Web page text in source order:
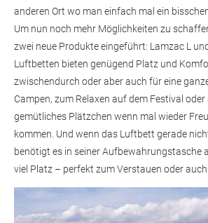
anderen Ort wo man einfach mal ein
Um nun noch mehr Möglichkeiten zu
zwei neue Produkte eingeführt: Lamzac L
Luftbetten bieten genügend Platz und
zwischendurch oder aber auch für eine
Campen, zum Relaxen auf dem Festival
gemütliches Plätzchen wenn mal wieder
kommen. Und wenn das Luftbett gerade
benötigt es in seiner Aufbewahrungstasche
viel Platz – perfekt zum Verstauen oder